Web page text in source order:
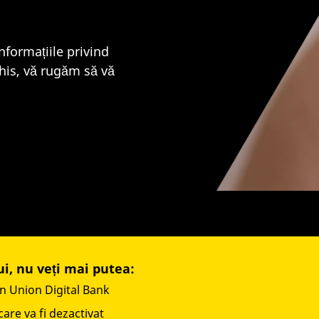
privind
vă rugăm să vă
nu veți mai putea:
Union Digital Bank
va fi dezactivat